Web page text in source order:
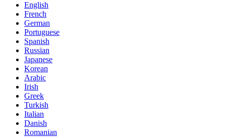
English
French
German
Portuguese
Spanish
Russian
Japanese
Korean
Arabic
Irish
Greek
Turkish
Italian
Danish
Romanian